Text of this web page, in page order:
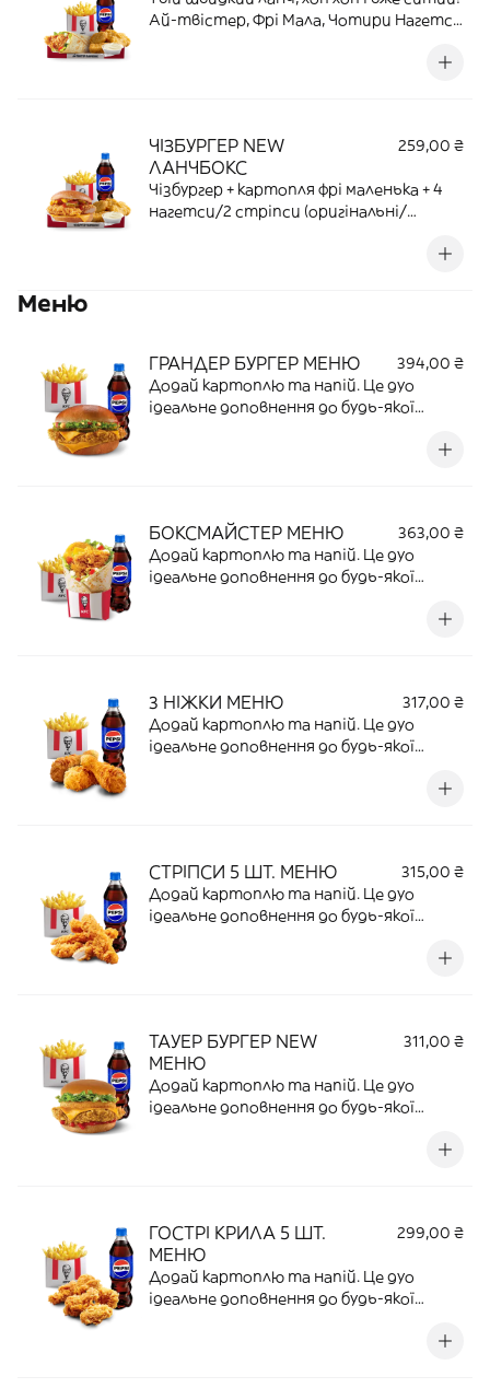
Ай-твістер, Фрі Мала, Чотири Нагетси
ЧІЗБУРГЕР NEW
ЛАНЧБОКС
259,00 ₴
Чізбургер + картопля фрі маленька + 4
нагетси/2 стріпси (оригінальні/
Меню
ГРАНДЕР БУРГЕР МЕНЮ
394,00 ₴
Додай картоплю та напій. Це дуо
ідеальне доповнення до будь-якої
БОКСМАЙСТЕР МЕНЮ
363,00 ₴
Додай картоплю та напій. Це дуо
ідеальне доповнення до будь-якої
3 НІЖКИ МЕНЮ
317,00 ₴
Додай картоплю та напій. Це дуо
ідеальне доповнення до будь-якої
СТРІПСИ 5 ШТ. МЕНЮ
315,00 ₴
Додай картоплю та напій. Це дуо
ідеальне доповнення до будь-якої
ТАУЕР БУРГЕР NEW
МЕНЮ
311,00 ₴
Додай картоплю та напій. Це дуо
ідеальне доповнення до будь-якої
ГОСТРІ КРИЛА 5 ШТ.
МЕНЮ
299,00 ₴
Додай картоплю та напій. Це дуо
ідеальне доповнення до будь-якої